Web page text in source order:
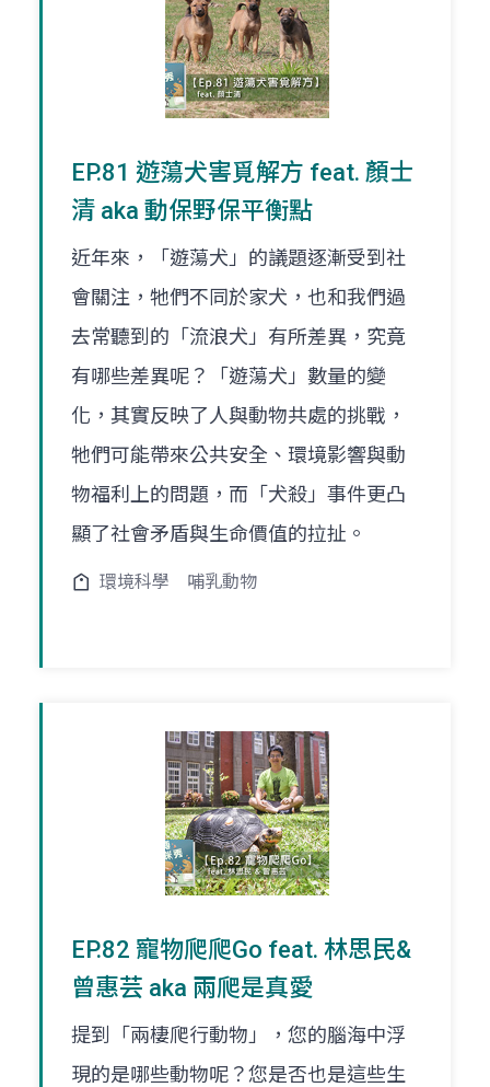
EP.81 遊蕩犬害覓解方 feat. 顏士
清 aka 動保野保平衡點
近年來，「遊蕩犬」的議題逐漸受到社
會關注，牠們不同於家犬，也和我們過
去常聽到的「流浪犬」有所差異，究竟
有哪些差異呢？「遊蕩犬」數量的變
化，其實反映了人與動物共處的挑戰，
牠們可能帶來公共安全、環境影響與動
物福利上的問題，而「犬殺」事件更凸
顯了社會矛盾與生命價值的拉扯。
環境科學 哺乳動物
EP.82 寵物爬爬Go feat. 林思民&
曾惠芸 aka 兩爬是真愛
提到「兩棲爬行動物」，您的腦海中浮
現的是哪些動物呢？您是否也是這些生